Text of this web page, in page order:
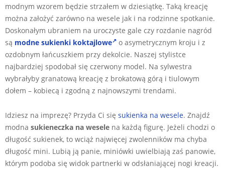
modnym wzorem będzie strzałem w dziesiątkę. Taką kreację
można założyć zarówno na wesele jak i na rodzinne spotkanie.
Doskonałym ubraniem na uroczyste gale czy rozdanie nagród
są modne sukienki koktajlowe
o asymetrycznym kroju i z
ozdobnym łańcuszkiem przy dekolcie. Naszej stylistce
najbardziej spodobał się czerwony model. Na sylwestra
wybrałyby granatową kreację z brokatową górą i tiulowym
dołem – kobiecą i zgodną z najnowszymi trendami.
Idziesz na imprezę? Przyda Ci się sukienka na wesele. Znajdź
modna sukieneczka na wesele na każdą figurę. Jeżeli chodzi o
długość sukienek, to wciąż najwięcej zwolenników ma chyba
długość mini. Lubią ją panie, miniówki uwielbiają zaś panowie,
którym podoba się widok partnerki w odsłaniającej nogi kreacji.